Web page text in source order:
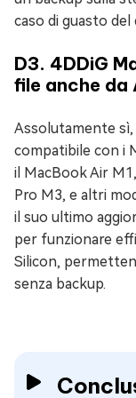
caso di guasto del
D3. 4DDiG
file anche da
Assolutamente sì,
compatibile con i
il MacBook Air
Pro M3, e altri
il suo ultimo
per funzionare
Silicon,
senza backup.